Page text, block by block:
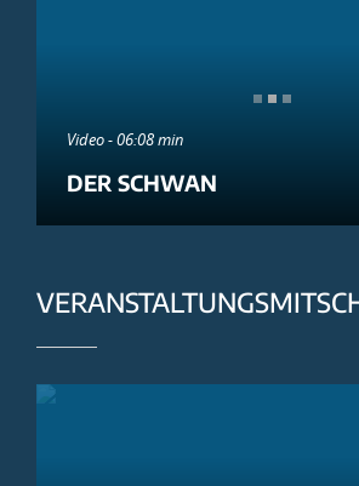
Video - 06:08 min
DER SCHWAN